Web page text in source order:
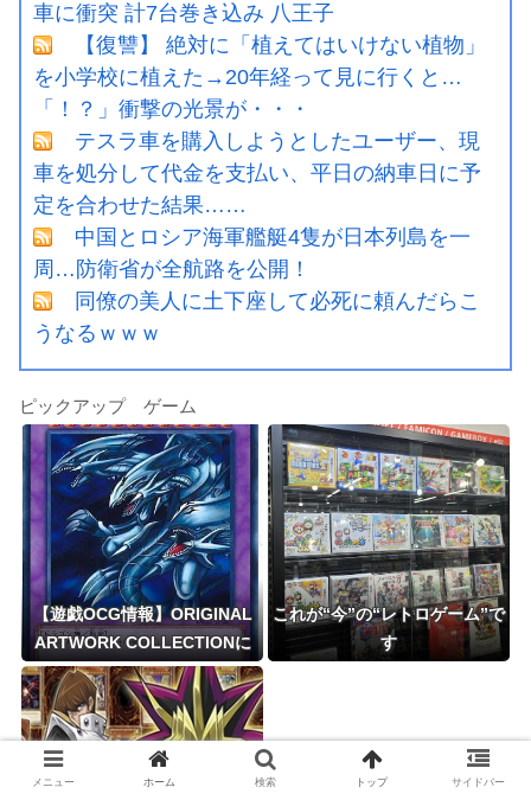
車に衝突 計7台巻き込み 八王子
【復讐】 絶対に「植えてはいけない植物」
を小学校に植えた→20年経って見に行くと…
「！？」衝撃の光景が・・・
テスラ車を購入しようとしたユーザー、現
車を処分して代金を支払い、平日の納車日に予
定を合わせた結果……
中国とロシア海軍艦艇4隻が日本列島を一
周…防衛省が全航路を公開！
同僚の美人に土下座して必死に頼んだらこ
うなるｗｗｗ
ピックアップ ゲーム
【遊戯OCG情報】ORIGINAL
ARTWORK COLLECTIONに
『神を超えたしもべ－青眼の究
極竜』が新規収録決定！
これが“今”の“レトロゲーム”で
す
メニュー ホーム 検索 トップ サイドバー